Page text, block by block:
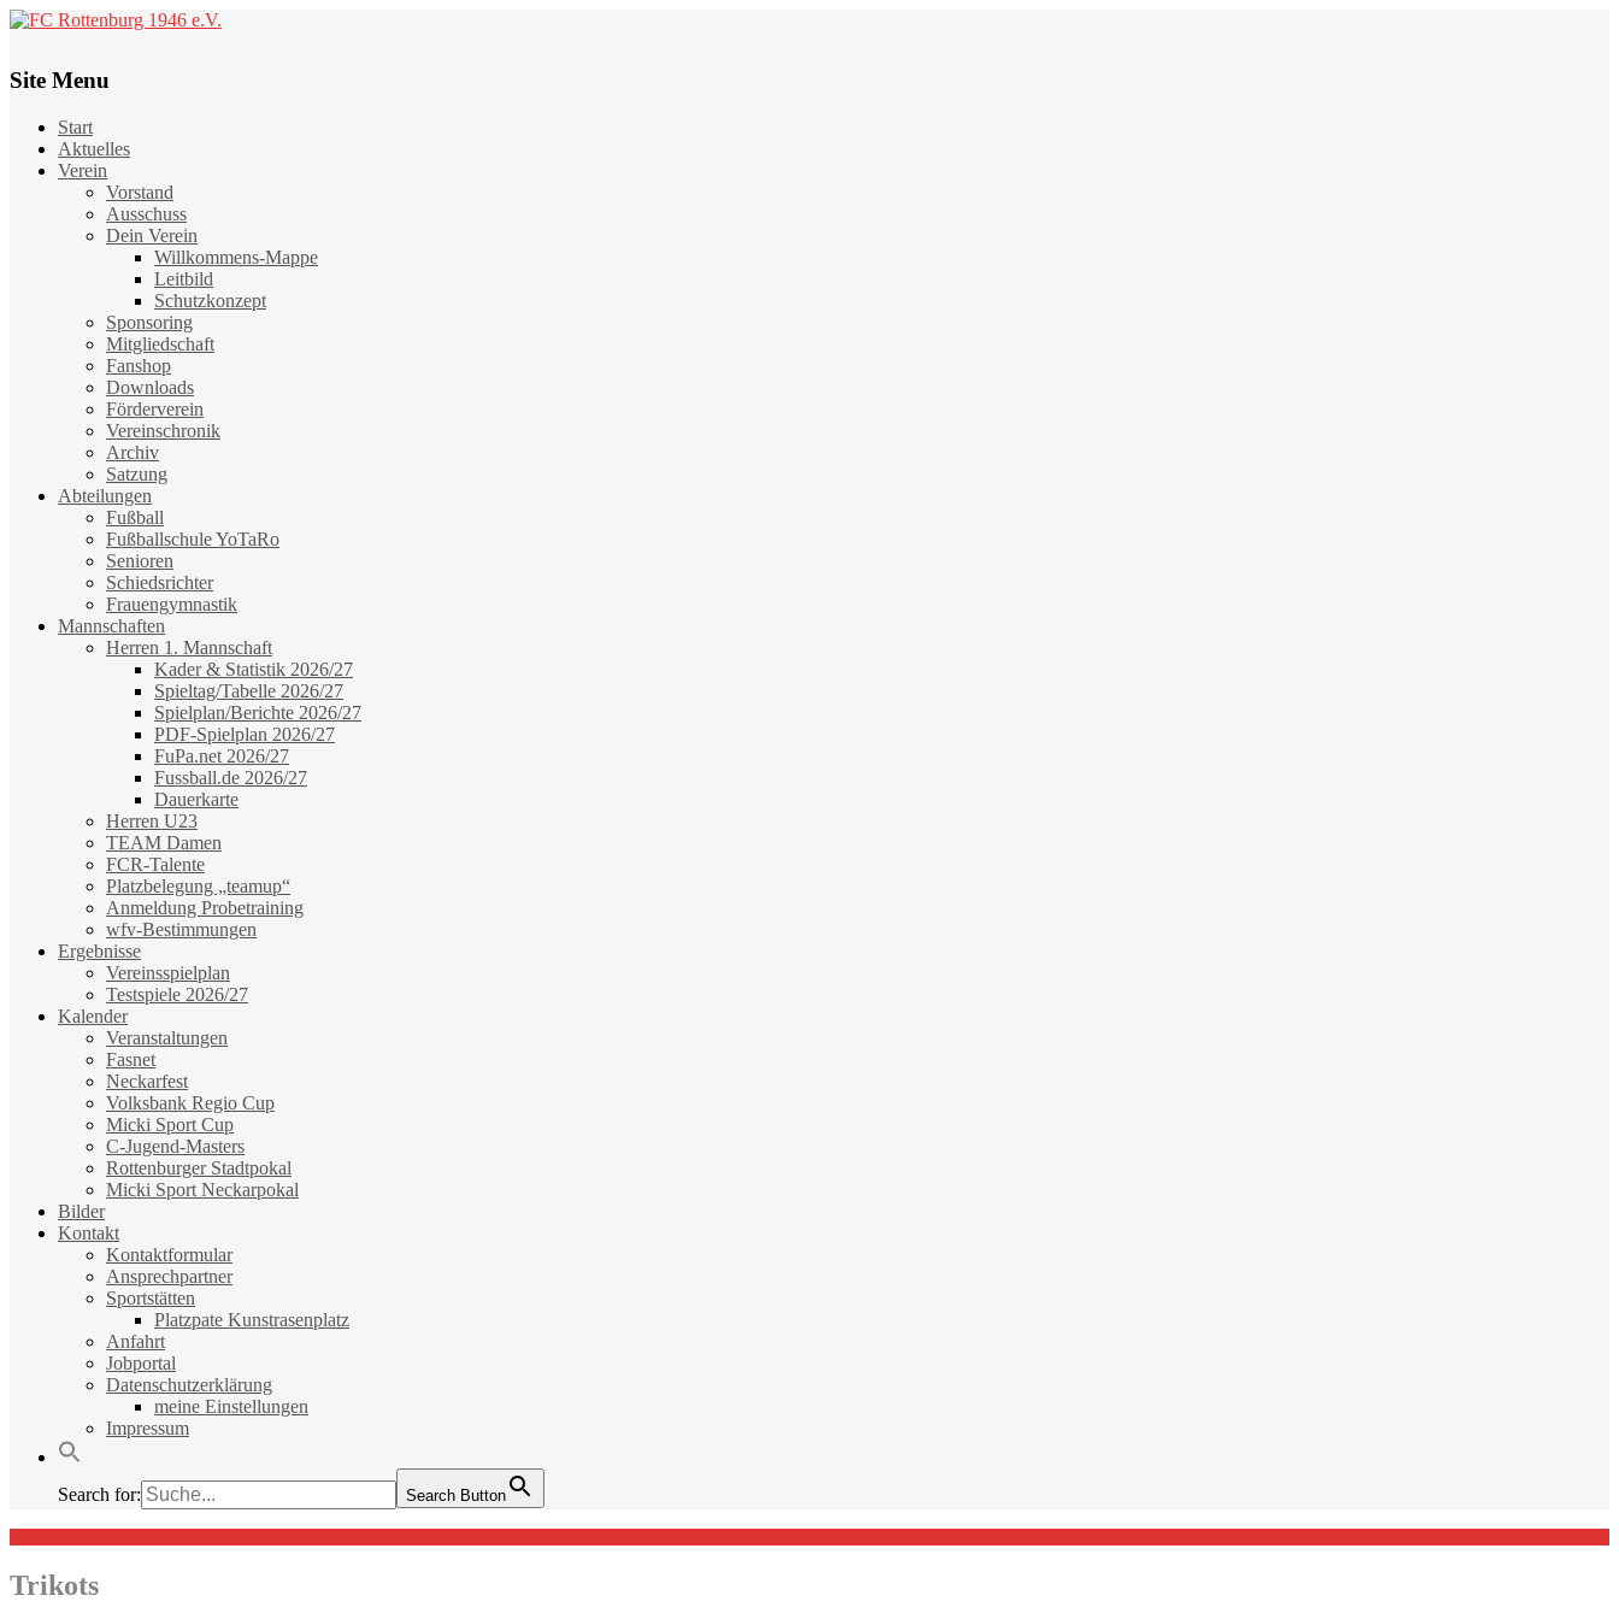
Site Menu
Start
Aktuelles
Verein
Vorstand
Ausschuss
Dein Verein
Willkommens-Mappe
Leitbild
Schutzkonzept
Sponsoring
Mitgliedschaft
Fanshop
Downloads
Förderverein
Vereinschronik
Archiv
Satzung
Abteilungen
Fußball
Fußballschule YoTaRo
Senioren
Schiedsrichter
Frauengymnastik
Mannschaften
Herren 1. Mannschaft
Kader & Statistik 2026/27
Spieltag/Tabelle 2026/27
Spielplan/Berichte 2026/27
PDF-Spielplan 2026/27
FuPa.net 2026/27
Fussball.de 2026/27
Dauerkarte
Herren U23
TEAM Damen
FCR-Talente
Platzbelegung „teamup“
Anmeldung Probetraining
wfv-Bestimmungen
Ergebnisse
Vereinsspielplan
Testspiele 2026/27
Kalender
Veranstaltungen
Fasnet
Neckarfest
Volksbank Regio Cup
Micki Sport Cup
C-Jugend-Masters
Rottenburger Stadtpokal
Micki Sport Neckarpokal
Bilder
Kontakt
Kontaktformular
Ansprechpartner
Sportstätten
Platzpate Kunstrasenplatz
Anfahrt
Jobportal
Datenschutzerklärung
meine Einstellungen
Impressum
Search for: Search Button
Trikots